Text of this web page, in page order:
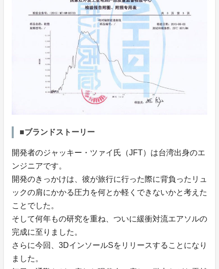
■ブランドストーリー
開発者のジャッキー・ツァイ氏（JFT）は台湾出身のエ
ンジニアです。
開発のきっかけは、彼が旅行に行った際に背負ったリュ
ックの肩にかかる圧力を何とか軽くできないかと考えた
ことでした。
そして何年もの研究を重ね、ついに緩衝対流エアソルの
完成に至りました。
さらに今回、3DインソールSをリリースすることになり
ました。